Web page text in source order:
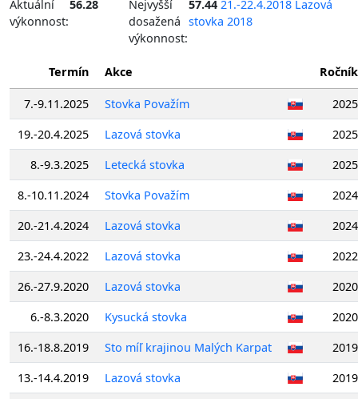
Aktuální
výkonnost:
56.28
Nejvyšší
dosažená
výkonnost:
57.44 21.-22.4.2018 Lazová
stovka 2018
Termín Akce Ročník
7.-9.11.2025 Stovka Považím
2025
19.-20.4.2025
Lazová stovka
2025
8.-9.3.2025
Letecká stovka
2025
8.-10.11.2024
Stovka Považím
2024
20.-21.4.2024
Lazová stovka
2024
23.-24.4.2022
Lazová stovka
2022
26.-27.9.2020
Lazová stovka
2020
6.-8.3.2020
Kysucká stovka
2020
16.-18.8.2019
Sto míľ krajinou Malých Karpat
2019
13.-14.4.2019
Lazová stovka
2019